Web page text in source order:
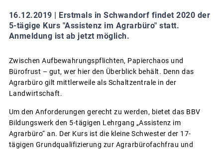
16.12.2019 |
Erstmals in Schwandorf findet 2020 der
5-tägige Kurs "Assistenz im Agrarbüro" statt.
Anmeldung ist ab jetzt möglich.
Zwischen Aufbewahrungspflichten, Papierchaos und
Bürofrust – gut, wer hier den Überblick behält. Denn das
Agrarbüro gilt mittlerweile als Schaltzentrale in der
Landwirtschaft.
Um den Anforderungen gerecht zu werden, bietet das BBV
Bildungswerk den 5-tägigen Lehrgang „Assistenz im
Agrarbüro“ an. Der Kurs ist die kleine Schwester der 17-
tägigen Grundqualifizierung zur Agrarbürofachfrau und